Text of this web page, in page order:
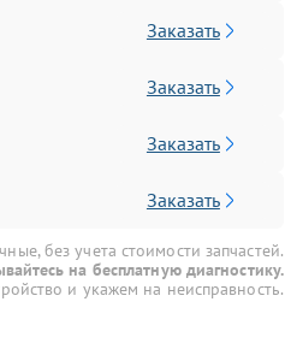
Заказать
Заказать
Заказать
Заказать
без учета стоимости запчастей.
на бесплатную диагностику.
и укажем на неисправность.